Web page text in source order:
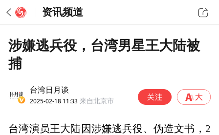
资讯频道
涉嫌逃兵役，台湾男星王大陆被
捕
台湾日月谈
2025-02-18 11:33 来自北京市
台湾演员王大陆因涉嫌逃兵役、伪造文书，2